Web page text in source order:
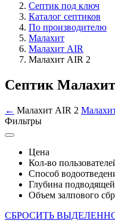
Септик под ключ
Каталог септиков
По производителю
Малахит
Малахит AIR
Малахит AIR 2
Септик
← Малахит AIR 2
Фильтры
Цена
Кол-во
Способ
Глубина
Объем залпового
СБРОСИТЬ